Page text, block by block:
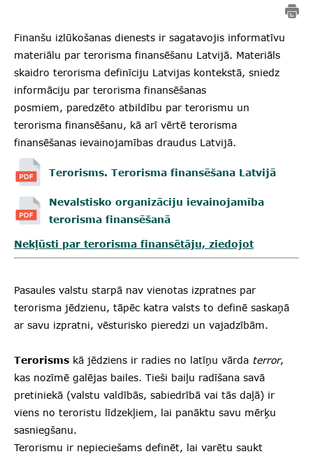
Finanšu izlūkošanas dienests ir sagatavojis informatīvu
materiālu par terorisma finansēšanu Latvijā. Materiāls
skaidro terorisma definīciju Latvijas kontekstā, sniedz
informāciju par terorisma finansēšanas
posmiem, paredzēto atbildību par terorismu un
terorisma finansēšanu, kā arī vērtē terorisma
finansēšanas ievainojamības draudus Latvijā.
Terorisms. Terorisma finansēšana Latvijā
Nevalstisko organizāciju ievainojamība
terorisma finansēšanā
Nekļūsti par terorisma finansētāju, ziedojot
Pasaules valstu starpā nav vienotas izpratnes par
terorisma jēdzienu, tāpēc katra valsts to definē saskaņā
ar savu izpratni, vēsturisko pieredzi un vajadzībām.
Terorisms kā jēdziens ir radies no latīņu vārda terror,
kas nozīmē galējas bailes. Tieši baiļu radīšana savā
pretiniekā (valstu valdībās, sabiedrībā vai tās daļā) ir
viens no teroristu līdzekļiem, lai panāktu savu mērķu
sasniegšanu.
Terorismu ir nepieciešams definēt, lai varētu saukt